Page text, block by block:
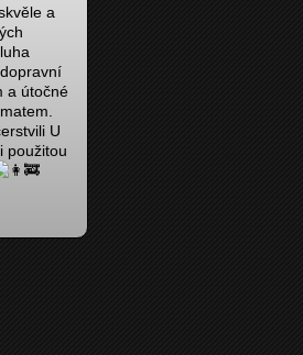
a
a útočné
U
použitou